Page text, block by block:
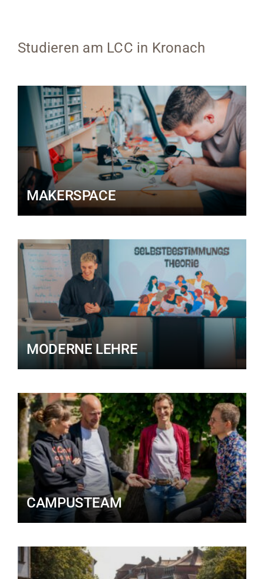
Studieren am LCC in Kronach
MAKERSPACE
MODERNE LEHRE
CAMPUSTEAM